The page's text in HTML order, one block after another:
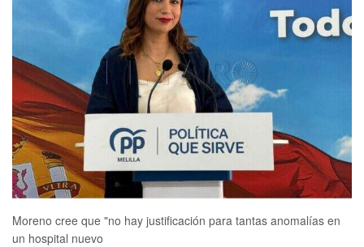
Moreno cree que "no hay justificación para tantas anomalías en
un hospital nuevo